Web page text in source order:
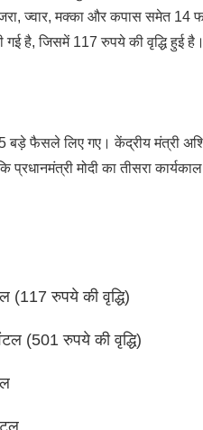
ज्वार, मक्का और कपास समेत
है, जिसमें 117 रुपये की वृद्धि हुई है।
बड़े फैसले लिए गए। केंद्रीय मंत्री
प्रधानमंत्री मोदी का तीसरा
(117 रुपये की वृद्धि)
(501 रुपये की वृद्धि)